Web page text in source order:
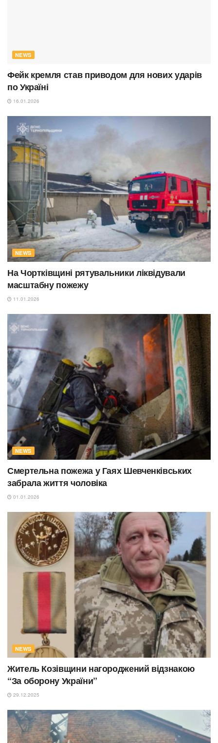
NEWS
Фейк кремля став приводом для нових ударів
по Україні
16.01.2026
NEWS
На Чортківщині рятувальники ліквідували
масштабну пожежу
11.01.2026
NEWS
Смертельна пожежа у Гаях Шевченківських
забрала життя чоловіка
01.01.2026
NEWS
Житель Козівщини нагороджений відзнакою
“За оборону України”
29.12.2025